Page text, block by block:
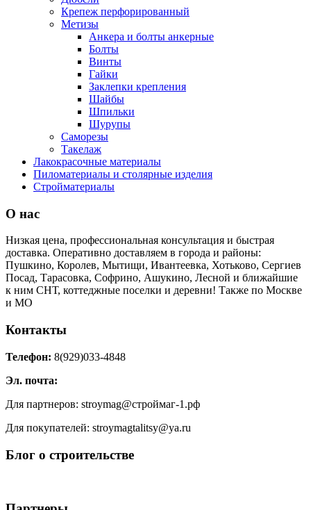
Крепеж перфорированный
Метизы
Анкера и болты анкерные
Болты
Винты
Гайки
Заклепки крепления
Шайбы
Шпильки
Шурупы
Саморезы
Такелаж
Лакокрасочные материалы
Пиломатериалы и столярные изделия
Стройматериалы
О нас
Низкая цена, профессиональная консультация и быстрая
доставка. Оперативно доставляем в города и районы:
Пушкино, Королев, Мытищи, Ивантеевка, Хотьково, Сергиев
Посад, Тарасовка, Софрино, Ашукино, Лесной и ближайшие
к ним СНТ, коттеджные поселки и деревни! Также по Москве
и МО
Контакты
Телефон: 8(929)033-4848
Эл. почта:
Для партнеров: stroymag@строймаг-1.рф
Для покупателей: stroymagtalitsy@ya.ru
Блог о строительстве